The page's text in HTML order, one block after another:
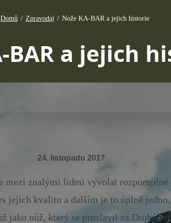
Domů / Zpravodaj / Nože KA-BAR a jejich historie
BAR a jejich
24. listopadu 2017
mezi znalými lidmi vyvolat rozporuplné
jejich kvalitu a dalším je to úplně
jako nůž, který se proslavil za Druhé